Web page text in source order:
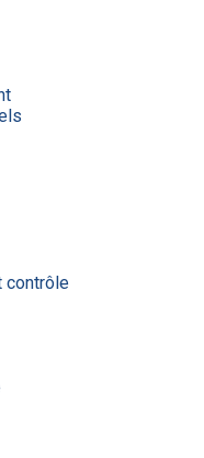
contrôle